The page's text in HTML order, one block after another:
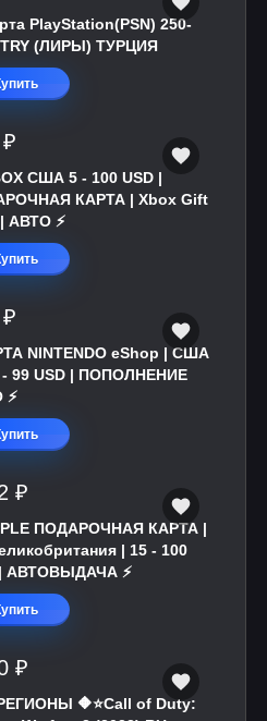
PlayStation(PSN) 250-
TRY (ЛИРЫ) ТУРЦИЯ
США 5 - 100 USD |
КАРТА | Xbox Gift
АВТО ⚡
NINTENDO eShop | США
- 99 USD | ПОПОЛНЕНИЕ
₽
ПОДАРОЧНАЯ КАРТА |
| 15 - 100
АВТОВЫДАЧА ⚡️
₽
🔶⭐Call of Duty: